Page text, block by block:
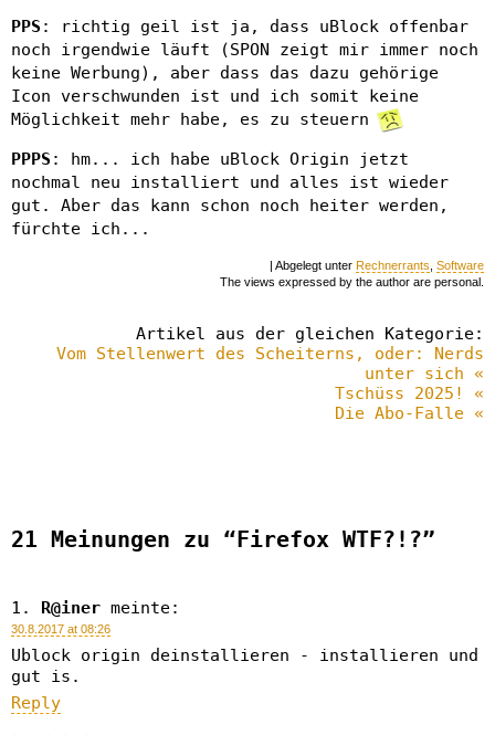
PPS : richtig geil ist ja, dass uBlock offenbar
noch irgendwie läuft (SPON zeigt mir immer noch
keine Werbung), aber dass das dazu gehörige
Icon verschwunden ist und ich somit keine
Möglichkeit mehr habe, es zu steuern
PPPS : hm... ich habe uBlock Origin jetzt
nochmal neu installiert und alles ist wieder
gut. Aber das kann schon noch heiter werden,
fürchte ich...
| Abgelegt unter Rechnerrants Software
The views expressed by the author are personal.
Artikel aus der gleichen Kategorie:
Vom Stellenwert des Scheiterns, oder: Nerds
unter sich «
Tschüss 2025! «
Die Abo-Falle «
21 Meinungen zu “Firefox WTF?!?”
R@iner meinte:
30.8.2017 at 08:26
Ublock origin deinstallieren - installieren und
gut is.
Reply